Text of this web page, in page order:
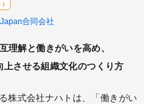
理解と働きがいを高め、
上させる組織文化のつくり方
株式会社ナハトは、「働きがい
合同会社